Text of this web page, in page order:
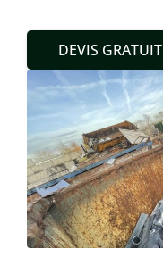
DEVIS GRATUIT